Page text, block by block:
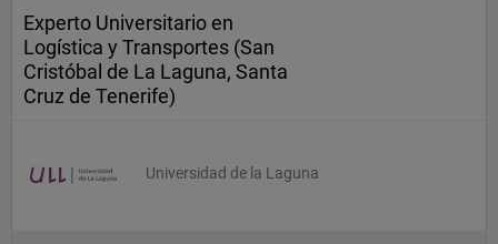
Experto Universitario en
Logística y Transportes (San
Cristóbal de La Laguna, Santa
Cruz de Tenerife)
Universidad de la Laguna